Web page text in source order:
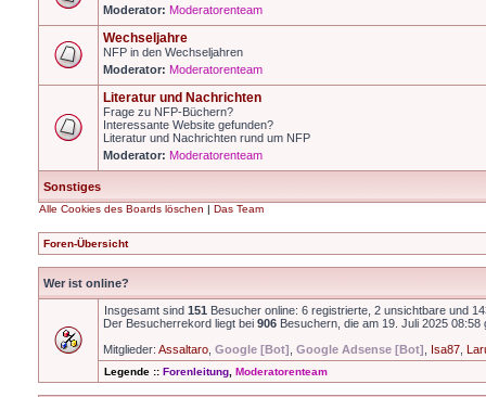
Moderator: Moderatorenteam
Wechseljahre
NFP in den Wechseljahren
Moderator: Moderatorenteam
Literatur und Nachrichten
Frage zu NFP-Büchern?
Interessante Website gefunden?
Literatur und Nachrichten rund um NFP
Moderator: Moderatorenteam
Sonstiges
Alle Cookies des Boards löschen | Das Team
Foren-Übersicht
Wer ist online?
Insgesamt sind 151 Besucher online: 6 registrierte, 2 unsichtbare und
Der Besucherrekord liegt bei 906 Besuchern, die am 19. Juli 2025 08:58
Mitglieder: Assaltaro Google [Bot] Google Adsense [Bot] Isa87
Legende :: Forenleitung Moderatorenteam